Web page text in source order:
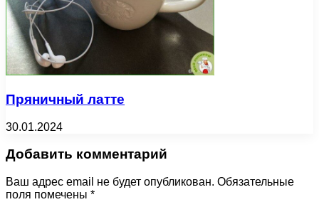
Пряничный латте
30.01.2024
Добавить комментарий
Ваш адрес email не будет опубликован. Обязательные
поля помечены *